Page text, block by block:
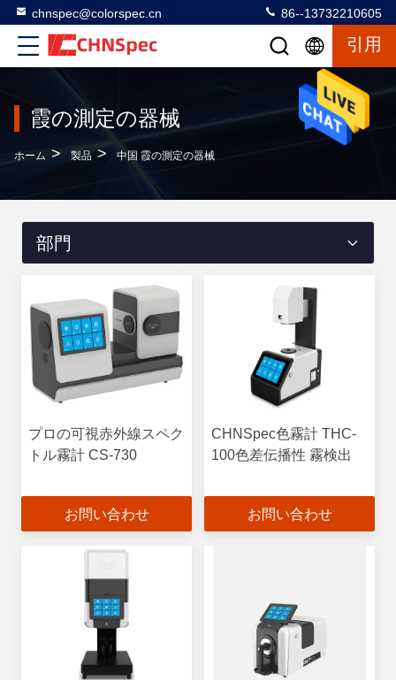
chnspec@colorspec.cn 86--13732210605
引用
霞の測定の器械
ホーム > 製品 > 中国 霞の測定の器械
部門
プロの可視赤外線スペク
トル霧計 CS-730
お問い合わせ
CHNSpec色霧計 THC-
100色差伝播性 霧検出
お問い合わせ